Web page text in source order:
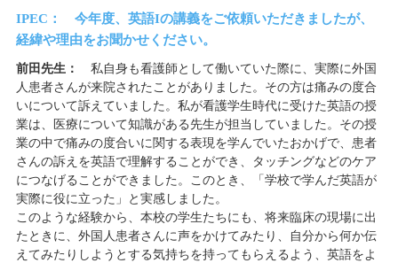
IPEC： 今年度、英語Iの講義をご依頼いただきましたが、
経緯や理由をお聞かせください。
前田先生：
私自身も看護師として働いていた際に、実際に外国
人患者さんが来院されたことがありました。その方は痛みの度合
いについて訴えていました。私が看護学生時代に受けた英語の授
業は、医療について知識がある先生が担当していました。その授
業の中で痛みの度合いに関する表現を学んでいたおかげで、患者
さんの訴えを英語で理解することができ、タッチングなどのケア
につなげることができました。このとき、「学校で学んだ英語が
実際に役に立った」と実感しました。
このような経験から、本校の学生たちにも、将来臨床の現場に出
たときに、外国人患者さんに声をかけてみたり、自分から何か伝
えてみたりしようとする気持ちを持ってもらえるよう、英語をよ